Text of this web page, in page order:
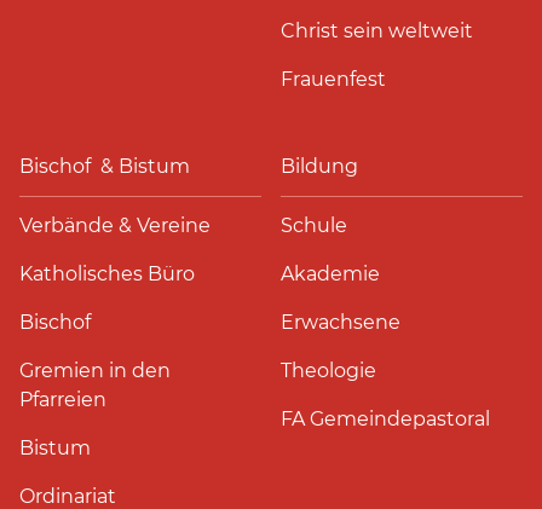
Christ sein weltweit
Frauenfest
Bischof & Bistum
Verbände & Vereine
Katholisches Büro
Bischof
Gremien in den
Pfarreien
Bistum
Ordinariat
Bildung
Schule
Akademie
Erwachsene
Theologie
FA Gemeindepastoral